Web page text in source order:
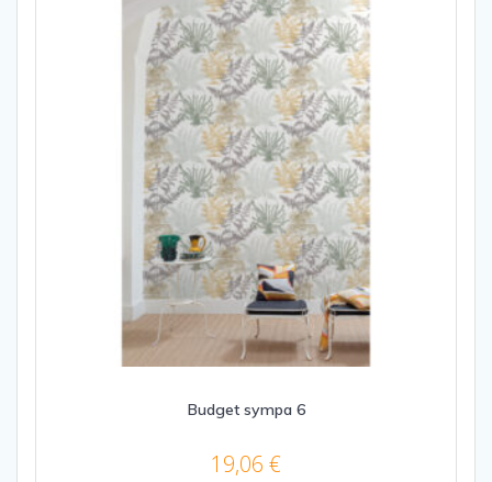
Budget sympa 6
19,06 €